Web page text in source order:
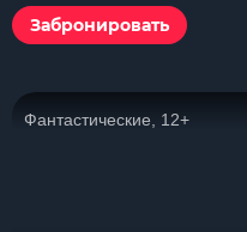
Забронировать
Фантастические, 12+